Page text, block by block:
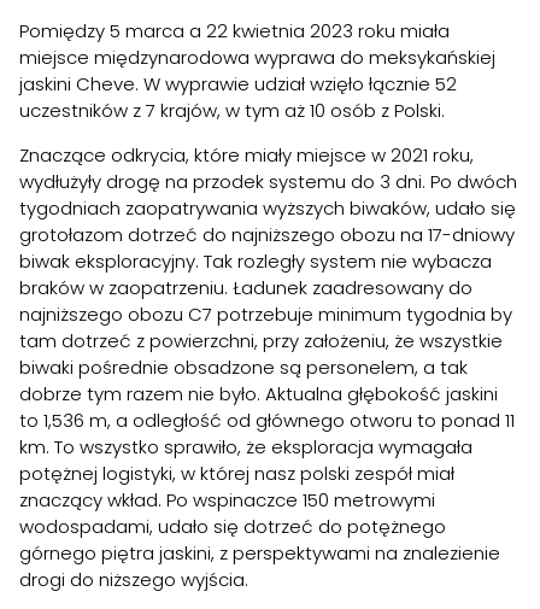
Pomiędzy 5 marca a 22 kwietnia 2023 roku miała
miejsce międzynarodowa wyprawa do meksykańskiej
jaskini Cheve. W wyprawie udział wzięło łącznie 52
uczestników z 7 krajów, w tym aż 10 osób z Polski.
Znaczące odkrycia, które miały miejsce w 2021 roku,
wydłużyły drogę na przodek systemu do 3 dni. Po dwóch
tygodniach zaopatrywania wyższych biwaków, udało się
grotołazom dotrzeć do najniższego obozu na 17-dniowy
biwak eksploracyjny. Tak rozległy system nie wybacza
braków w zaopatrzeniu. Ładunek zaadresowany do
najniższego obozu C7 potrzebuje minimum tygodnia by
tam dotrzeć z powierzchni, przy założeniu, że wszystkie
biwaki pośrednie obsadzone są personelem, a tak
dobrze tym razem nie było. Aktualna głębokość jaskini
to 1,536 m, a odległość od głównego otworu to ponad 11
km. To wszystko sprawiło, że eksploracja wymagała
potężnej logistyki, w której nasz polski zespół miał
znaczący wkład. Po wspinaczce 150 metrowymi
wodospadami, udało się dotrzeć do potężnego
górnego piętra jaskini, z perspektywami na znalezienie
drogi do niższego wyjścia.